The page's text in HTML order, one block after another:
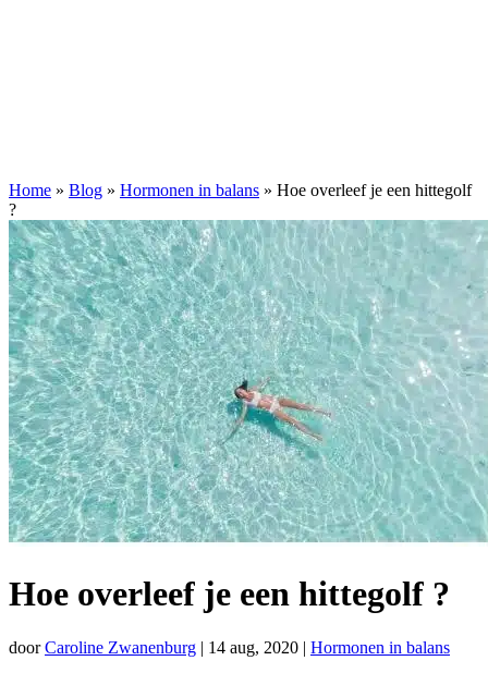
Home » Blog » Hormonen in balans » Hoe overleef je een hittegolf
?
Hoe overleef je een hittegolf ?
doorCaroline Zwanenburg | 14 aug, 2020 | Hormonen in balans